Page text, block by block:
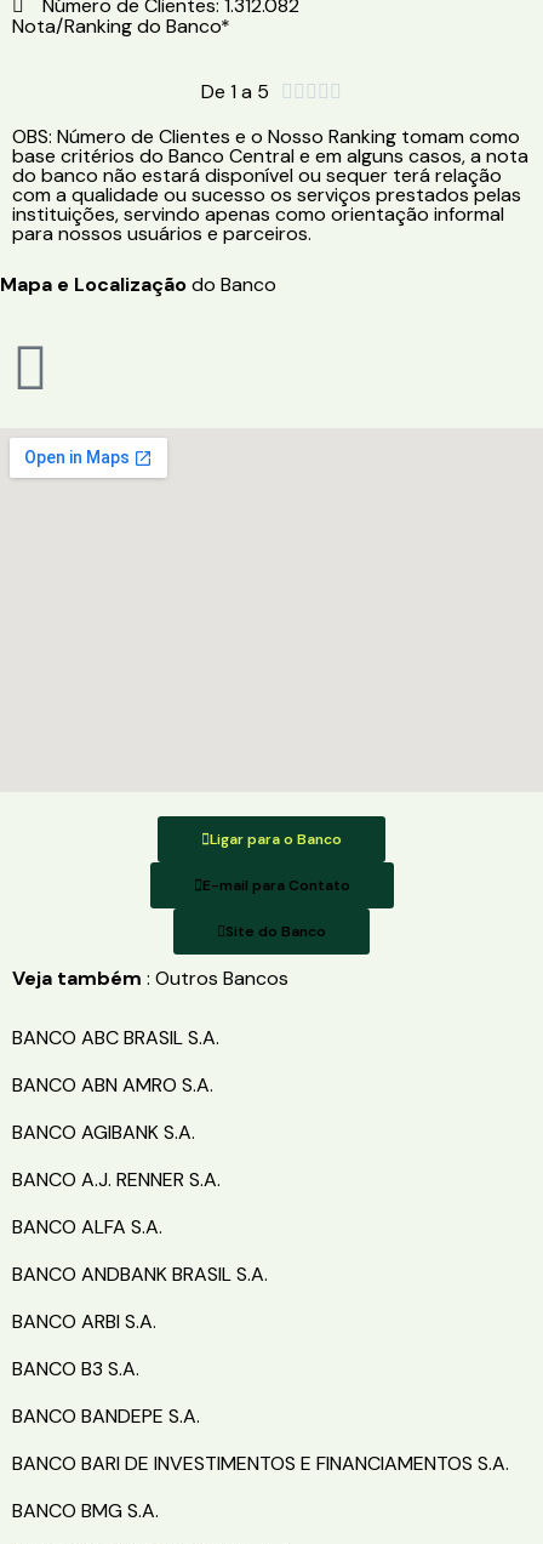
Número de Clientes: 1.312.082
Nota/Ranking do Banco*
De 1 a 5     
OBS: Número de Clientes e o Nosso Ranking tomam como
base critérios do Banco Central e em alguns casos, a nota
do banco não estará disponível ou sequer terá relação
com a qualidade ou sucesso os serviços prestados pelas
instituições, servindo apenas como orientação informal
para nossos usuários e parceiros.
Mapa e Localizaçãodo Banco
Ligar para o Banco
E-mail para Contato
Site do Banco
Veja também : Outros Bancos
BANCO ABC BRASIL S.A.
BANCO ABN AMRO S.A.
BANCO AGIBANK S.A.
BANCO A.J. RENNER S.A.
BANCO ALFA S.A.
BANCO ANDBANK BRASIL S.A.
BANCO ARBI S.A.
BANCO B3 S.A.
BANCO BANDEPE S.A.
BANCO BARI DE INVESTIMENTOS E FINANCIAMENTOS S.A.
BANCO BMG S.A.